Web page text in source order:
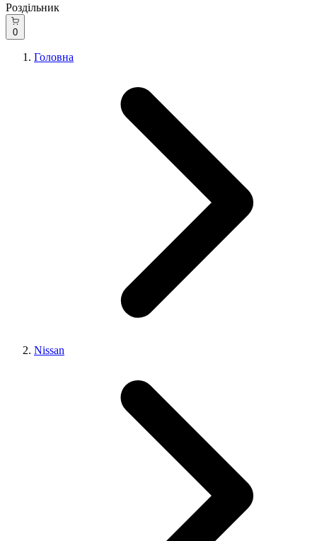
Роздільник
0
Головна
Nissan